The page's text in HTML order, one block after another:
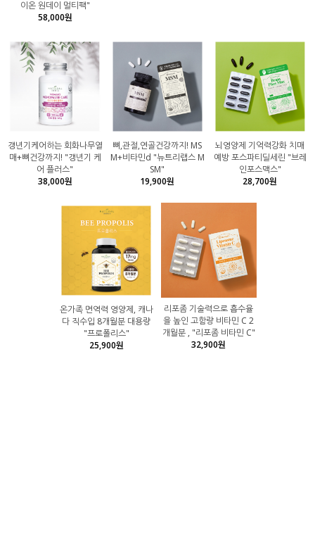
이온 원데이 멀티팩"
58,000원
갱년기케어하는 회화나무열
매+뼈건강까지! "갱년기 케
어 플러스"
38,000원
뼈,관절,연골건강까지! MS
M+비타민d "뉴트리랩스 M
SM"
19,900원
뇌영양제 기억력강화 치매
예방 포스파티딜세린 "브레
인포스맥스"
28,700원
온가족 면역력 영양제, 캐나
다 직수입 8개월분 대용량
"프로폴리스"
25,900원
리포좀 기술력으로 흡수율
을 높인 고함량 비타민 C 2
개월분 , "리포좀 비타민 C"
32,900원